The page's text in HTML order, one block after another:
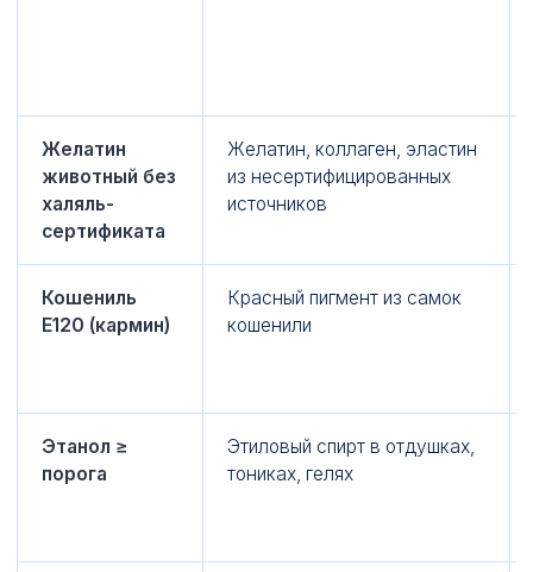
Желатин
животный без
халяль-
сертификата
Желатин, коллаген, эластин
из несертифицированных
источников
Кошениль
E120 (кармин)
Красный пигмент из самок
кошенили
Этанол ≥
порога
Этиловый спирт в отдушках,
тониках, гелях